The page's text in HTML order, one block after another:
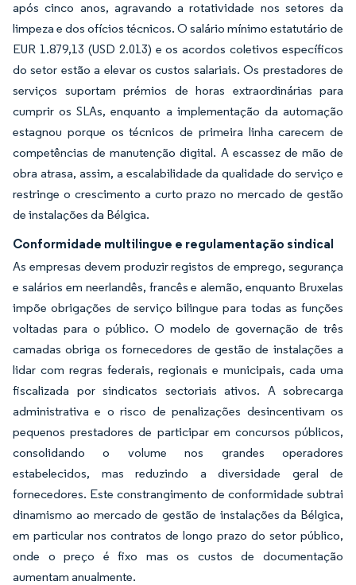
após cinco anos, agravando a rotatividade nos setores da
limpeza e dos ofícios técnicos. O salário mínimo estatutário de
EUR 1.879,13 (USD 2.013) e os acordos coletivos específicos
do setor estão a elevar os custos salariais. Os prestadores de
serviços suportam prémios de horas extraordinárias para
cumprir os SLAs, enquanto a implementação da automação
estagnou porque os técnicos de primeira linha carecem de
competências de manutenção digital. A escassez de mão de
obra atrasa, assim, a escalabilidade da qualidade do serviço e
restringe o crescimento a curto prazo no mercado de gestão
de instalações da Bélgica.
Conformidade multilingue e regulamentação sindical
As empresas devem produzir registos de emprego, segurança
e salários em neerlandês, francês e alemão, enquanto Bruxelas
impõe obrigações de serviço bilingue para todas as funções
voltadas para o público. O modelo de governação de três
camadas obriga os fornecedores de gestão de instalações a
lidar com regras federais, regionais e municipais, cada uma
fiscalizada por sindicatos sectoriais ativos. A sobrecarga
administrativa e o risco de penalizações desincentivam os
pequenos prestadores de participar em concursos públicos,
consolidando o volume nos grandes operadores
estabelecidos, mas reduzindo a diversidade geral de
fornecedores. Este constrangimento de conformidade subtrai
dinamismo ao mercado de gestão de instalações da Bélgica,
em particular nos contratos de longo prazo do setor público,
onde o preço é fixo mas os custos de documentação
aumentam anualmente.